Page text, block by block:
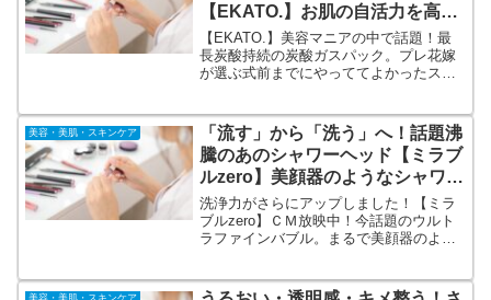
【EKATO.】お肌の自活力を高
め、理想の肌に！
【EKATO.】美容マニアの中で話題！最
長炭酸持続の炭酸ガスパック。プレ花嫁
が選ぶ式前までにやっててよかったスキ
る方は多いと思います。でも何からした
らいいのか・・・。エステのメニューで
も取り入れられている炭酸ガスパック
美容・美肌・スキンケア
「流す」から「洗う」へ！話題沸
騰のあのシャワーヘッド【ミラブ
ルzero】美顔器のようなシャワー
ヘッド！
洗浄力がさらにアップしました！【ミラ
ブルzero】ＣＭ放映中！今話題のウルト
ラファインバブル。まるで美顔器のよう
付き！オリジナル「ミラブルzero お役立